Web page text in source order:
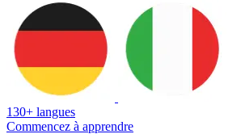
130+ langues
Commencez à apprendre